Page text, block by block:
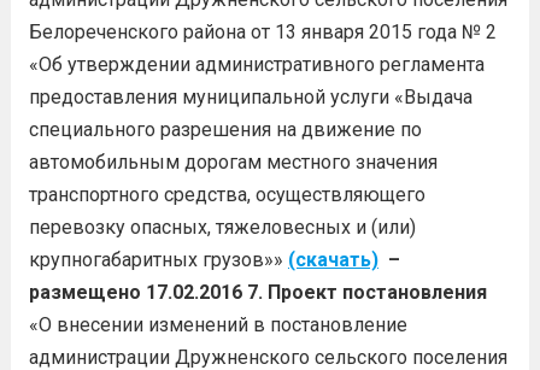
Белореченского района от 13 января 2015 года № 2
«Об утверждении административного регламента
предоставления муниципальной услуги «Выдача
специального разрешения на движение по
автомобильным дорогам местного значения
транспортного средства, осуществляющего
перевозку опасных, тяжеловесных и (или)
крупногабаритных грузов»» (скачать)–
размещено 17.02.2016 7. Проект постановления
«О внесении изменений в постановление
администрации Дружненского сельского поселения